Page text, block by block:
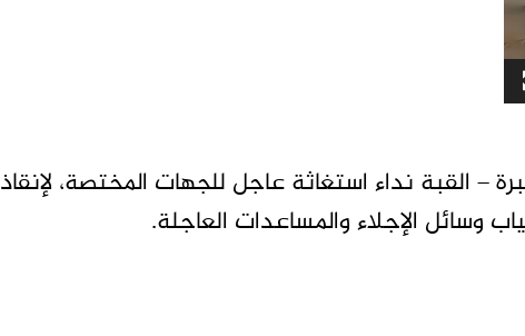
القبة نداء استغاثة عاجل للجهات المختصة، لإنقاذ
وسائل الإجلاء والمساعدات العاجلة.